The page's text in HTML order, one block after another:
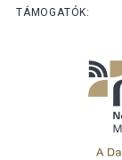
TÁMOGATÓK: